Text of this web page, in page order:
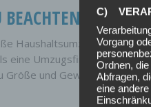
SOLLTEST
Haushaltsumzüge weniger
eine Umzugsfirma (z. B.
Größe und Gewicht
C)
Vorgang
Ordnen,
Abfragen,
eine